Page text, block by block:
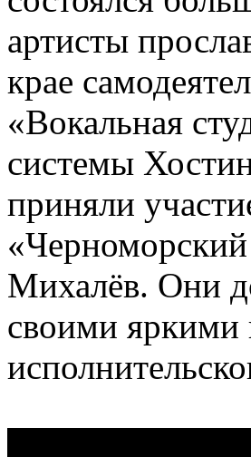
артисты
крае
«Вокальная
системы
приняли
Михалёв. Они
своими яркими